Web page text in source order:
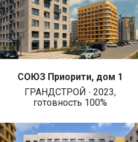
СОЮЗ Приорити, дом 1
ГРАНДСТРОЙ ∙ 2023,
готовность 100%